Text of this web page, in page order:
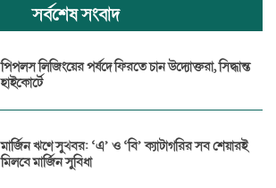
সর্বশেষ সংবাদ
পিপলস লিজিংয়ের পর্ষদে ফিরতে চান উদ্যোক্তরা, সিদ্ধান্ত
হাইকোর্টে
মার্জিন ঋণে সুখবর: ‘এ’ ও ‘বি’ ক্যাটাগরির সব শেয়ারই
মিলবে মার্জিন সুবিধা